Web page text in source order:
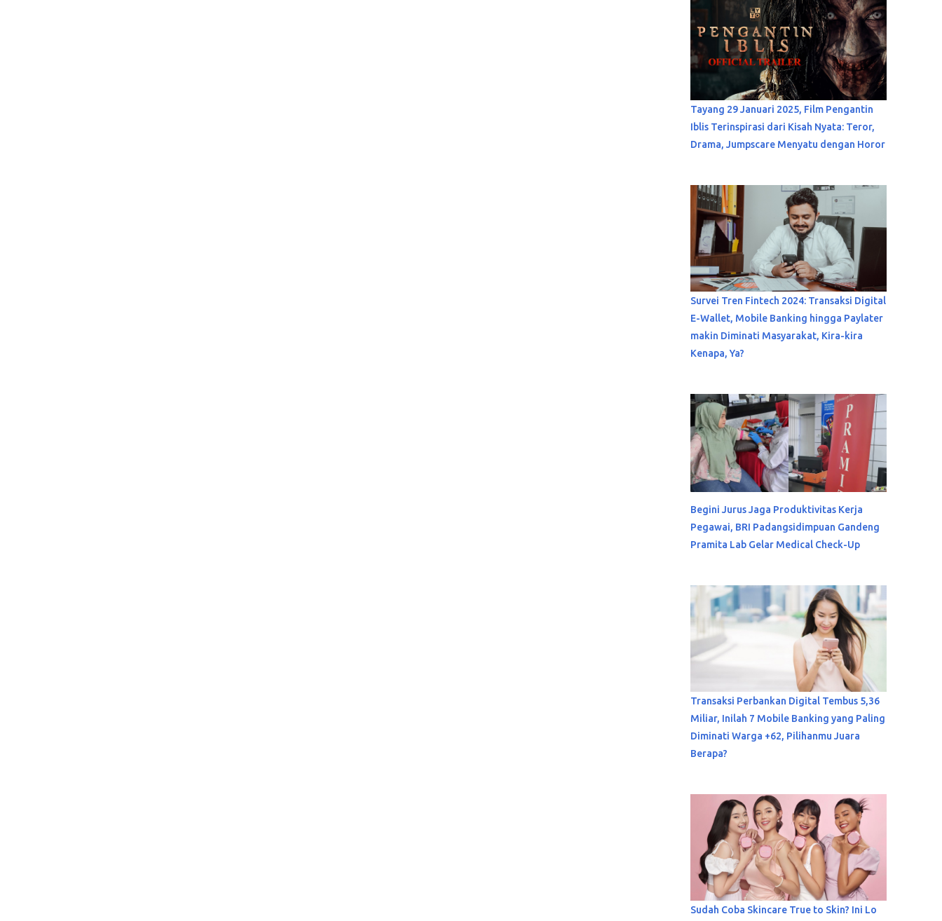
Tayang 29 Januari 2025, Film Pengantin
Iblis Terinspirasi dari Kisah Nyata: Teror,
Drama, Jumpscare Menyatu dengan Horor
Survei Tren Fintech 2024: Transaksi Digital
E-Wallet, Mobile Banking hingga Paylater
makin Diminati Masyarakat, Kira-kira
Kenapa, Ya?
Begini Jurus Jaga Produktivitas Kerja
Pegawai, BRI Padangsidimpuan Gandeng
Pramita Lab Gelar Medical Check-Up
Transaksi Perbankan Digital Tembus 5,36
Miliar, Inilah 7 Mobile Banking yang Paling
Diminati Warga +62, Pilihanmu Juara
Berapa?
Sudah Coba Skincare True to Skin? Ini Lo